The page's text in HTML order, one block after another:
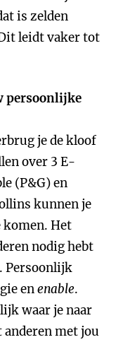
is zelden
leidt vaker tot
persoonlijke
je de kloof
over 3 E-
(P&G) en
kunnen je
Het
nodig hebt
Persoonlijk
enenable.
waar je naar
met jou